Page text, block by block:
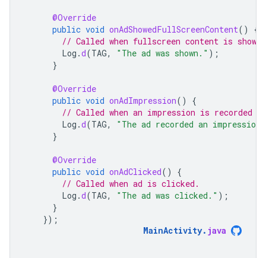
@Override
public void onAdShowedFullScreenContent()
{
// Called when fullscreen content is shown.
Log .d(TAG, "The ad was shown." );
}
@Override
public void onAdImpression()
{
// Called when an impression is recorded
Log .d(TAG,
"The ad recorded an
}
@Override
public void onAdClicked()
{
// Called when ad is clicked.
Log .d(TAG, "The ad was clicked." );
}
});
MainActivity. java